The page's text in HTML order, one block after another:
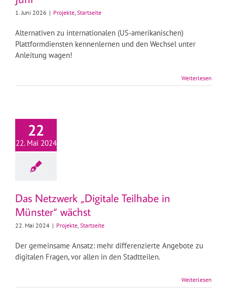
1. Juni 2026 | Projekte, Startseite
Alternativen zu internationalen (US-amerikanischen)
Plattformdiensten kennenlernen und den Wechsel unter
Anleitung wagen!
Weiterlesen
22
22. Mai 2024
Das Netzwerk „Digitale Teilhabe in
Münster“ wächst
22. Mai 2024 | Projekte, Startseite
Der gemeinsame Ansatz: mehr differenzierte Angebote zu
digitalen Fragen, vor allen in den Stadtteilen.
Weiterlesen